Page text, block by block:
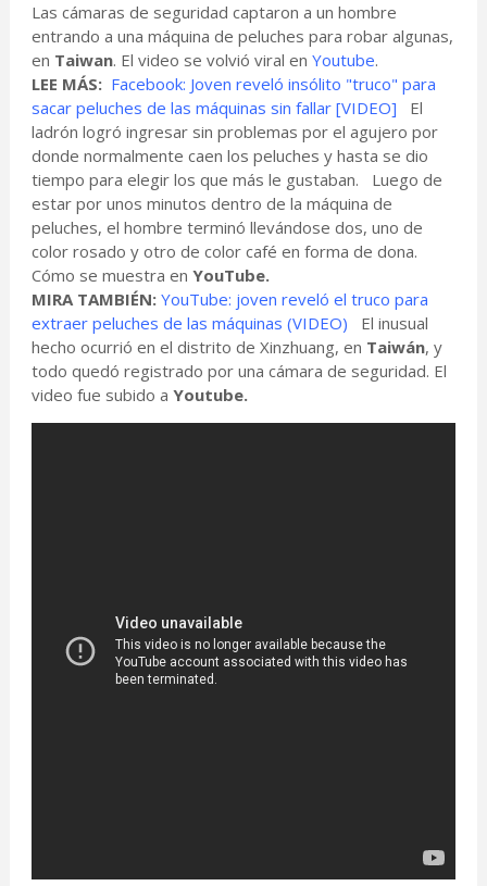
Las cámaras de seguridad captaron a un hombre
entrando a una máquina de peluches para robar algunas,
en Taiwan. El video se volvió viral en Youtube.
LEE MÁS: Facebook: Joven reveló insólito "truco" para
sacar peluches de las máquinas sin fallar [VIDEO] El
ladrón logró ingresar sin problemas por el agujero por
donde normalmente caen los peluches y hasta se dio
tiempo para elegir los que más le gustaban. Luego de
estar por unos minutos dentro de la máquina de
peluches, el hombre terminó llevándose dos, uno de
color rosado y otro de color café en forma de dona.
Cómo se muestra en YouTube.
MIRA TAMBIÉN: YouTube: joven reveló el truco para
extraer peluches de las máquinas (VIDEO) El inusual
hecho ocurrió en el distrito de Xinzhuang, en Taiwán, y
todo quedó registrado por una cámara de seguridad. El
video fue subido a Youtube.